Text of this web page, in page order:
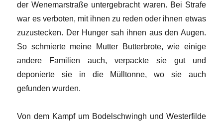
der Wenemarstraße untergebracht waren. Bei Strafe
war es verboten, mit ihnen zu reden oder ihnen etwas
zuzustecken. Der Hunger sah ihnen aus den Augen.
So schmierte meine Mutter Butterbrote, wie einige
andere Familien auch, verpackte sie gut und
deponierte sie in die Mülltonne, wo sie auch
gefunden wurden.
Von dem Kampf um Bodelschwingh und Westerfilde